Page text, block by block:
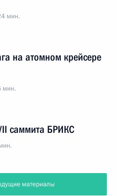
мин.
на атомном крейсере
мин.
саммита БРИКС
материалы